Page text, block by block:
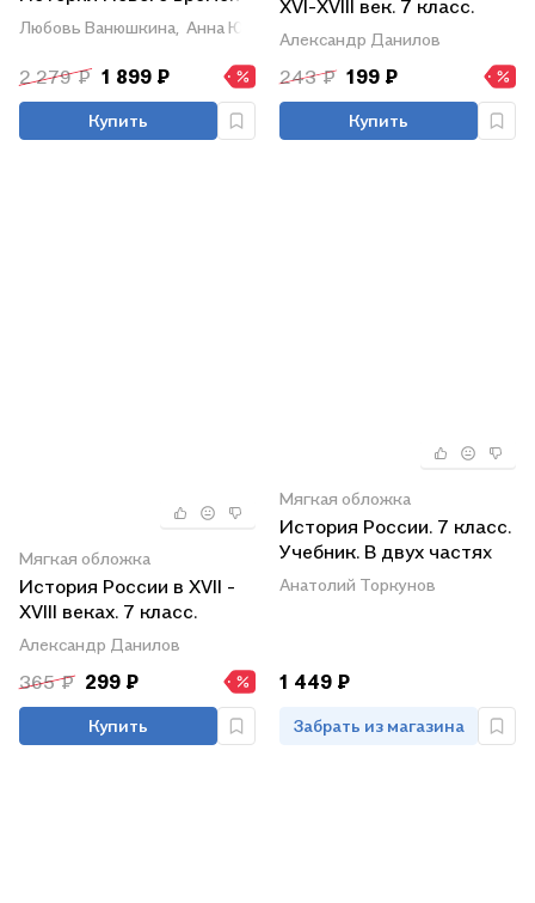
7 класс. Учебное пособие
общеобразовательных
Любовь Ванюшкина, Анна Юдовская,
2 279 ₽ 1 899 ₽
Купить
XVI-XVIII век. 7 класс.
Рабочая тетрадь
Александр Данилов
243 ₽ 199 ₽
Купить
Мягкая обложка
История России в XVII -
XVIII веках. 7 класс.
Тетрадь-тренажёр
Александр Данилов
365 ₽ 299 ₽
Купить
Мягкая обложка
История России. 7 класс.
Учебник. В двух частях
(комплект из 2 книг)
Анатолий Торкунов
1 449 ₽
Забрать из магазина